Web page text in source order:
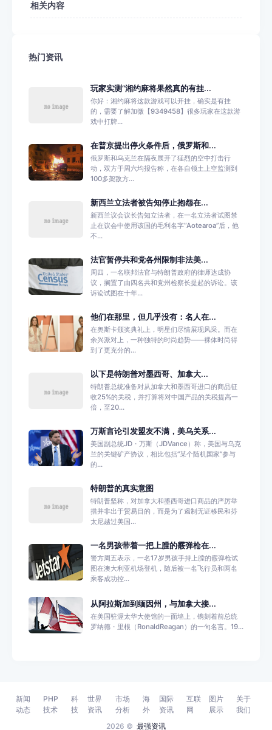
相关内容
热门资讯
玩家实测“湘约麻将果然真的有挂...
你好：湘约麻将这款游戏可以开挂，确实是有挂
的，需要了解加微【9349458】很多玩家在这款游
戏中打牌...
在普京提出停火条件后，俄罗斯和...
俄罗斯和乌克兰在隔夜展开了猛烈的空中打击行
动，双方于周六均报告称，在各自领土上空监测到
100多架敌方...
新西兰立法者被告知停止抱怨在...
新西兰议会议长告知立法者，在一名立法者试图禁
止在议会中使用该国的毛利名字“Aotearoa”后，他
不...
法官暂停共和党各州限制非法美...
周四，一名联邦法官与特朗普政府的律师达成协
议，搁置了由四名共和党州检察长提起的诉讼。该
诉讼试图在十年...
他们在那里，但几乎没有：名人在...
在奥斯卡颁奖典礼上，明星们尽情展现风采。而在
余兴派对上，一种独特的时尚趋势——裸体时尚得
到了更充分的...
以下是特朗普对墨西哥、加拿大...
特朗普总统准备对从加拿大和墨西哥进口的商品征
收25%的关税，并打算将对中国产品的关税提高一
倍，至20...
万斯言论引发盟友不满，美乌关系...
美国副总统JD・万斯（JDVance）称，美国与乌克
兰的关键矿产协议，相比包括“某个随机国家”参与
的...
特朗普的真实意图
特朗普坚称，对加拿大和墨西哥进口商品的严厉举
措并非出于贸易目的，而是为了遏制无证移民和芬
太尼越过美国...
一名男孩带着一把上膛的霰弹枪在...
警方周五表示，一名17岁男孩手持上膛的霰弹枪试
图在澳大利亚机场登机，随后被一名飞行员和两名
乘客成功控...
从阿拉斯加到缅因州，与加拿大接...
在美国驻渥太华大使馆的一面墙上，镌刻着前总统
罗纳德・里根（RonaldReagan）的一句名言。19...
2026 © 最强资讯
新闻
动态
PHP
技术
科
技
世界
资讯
市场
分析
海
外
国际
资讯
互联
网
图片
展示
关于
我们